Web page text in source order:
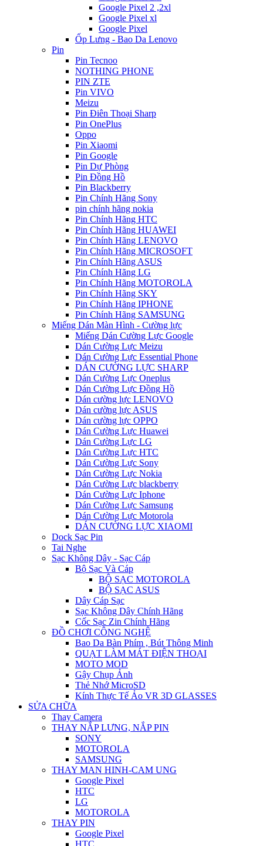
Google Pixel 2 ,2xl
Google Pixel xl
Google Pixel
Ốp Lưng - Bao Da Lenovo
Pin
Pin Tecnoo
NOTHING PHONE
PIN ZTE
Pin VIVO
Meizu
Pin Điên Thoại Sharp
Pin OnePlus
Oppo
Pin Xiaomi
Pin Google
Pin Dự Phòng
Pin Đồng Hồ
Pin Blackberry
Pin Chính Hãng Sony
pin chính hãng nokia
Pin Chính Hãng HTC
Pin Chính Hãng HUAWEI
Pin Chính Hãng LENOVO
Pin Chính Hãng MICROSOFT
Pin Chính Hãng ASUS
Pin Chính Hãng LG
Pin Chính Hãng MOTOROLA
Pin Chính Hãng SKY
Pin Chính Hãng IPHONE
Pin Chính Hãng SAMSUNG
Miếng Dán Màn Hình - Cường lực
Miếng Dán Cường Lực Google
Dán Cường Lực Meizu
Dán Cường Lực Essential Phone
DÁN CƯỜNG LỰC SHARP
Dán Cường Lực Oneplus
Dán Cường Lực Đồng Hồ
Dán cường lực LENOVO
Dán cường lực ASUS
Dán cường lực OPPO
Dán Cường Lực Huawei
Dán Cường Lực LG
Dán Cường Lực HTC
Dán Cường Lực Sony
Dán Cường Lực Nokia
Dán Cường Lực blackberry
Dán Cường Lực Iphone
Dán Cường Lực Samsung
Dán Cường Lực Motorola
DÁN CƯỜNG LỰC XIAOMI
Dock Sạc Pin
Tai Nghe
Sạc Không Dây - Sạc Cáp
Bộ Sạc Và Cáp
BỘ SẠC MOTOROLA
BỘ SẠC ASUS
Dây Cáp Sạc
Sạc Không Dây Chính Hãng
Cốc Sạc Zin Chính Hãng
ĐỒ CHƠI CÔNG NGHỆ
Bao Da Bàn Phím , Bút Thông Minh
QUẠT LÀM MÁT ĐIỆN THOẠI
MOTO MOD
Gậy Chụp Ảnh
Thẻ Nhớ MicroSD
Kính Thực Tế Ảo VR 3D GLASSES
SỬA CHỮA
Thay Camera
THAY NẮP LƯNG, NẮP PIN
SONY
MOTOROLA
SAMSUNG
THAY MAN HINH-CAM UNG
Google Pixel
HTC
LG
MOTOROLA
THAY PIN
Google Pixel
HTC